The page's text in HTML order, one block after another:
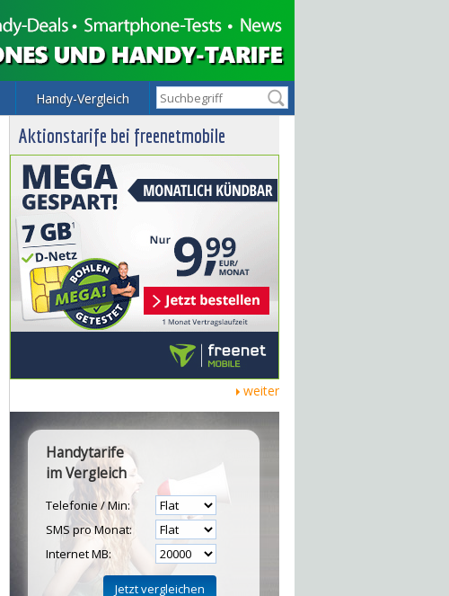
Handy-Vergleich
Aktionstarife bei freenetmobile
weiter
Handytarife
im Vergleich
Telefonie / Min:
SMS pro Monat:
Internet MB: